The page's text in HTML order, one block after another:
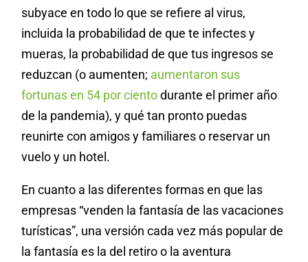
subyace en todo lo que se refiere al virus,
incluida la probabilidad de que te infectes y
mueras, la probabilidad de que tus ingresos se
reduzcan (o aumenten; aumentaron sus
fortunas en 54 por cientodurante el primer año
de la pandemia), y qué tan pronto puedas
reunirte con amigos y familiares o reservar un
vuelo y un hotel.
En cuanto a las diferentes formas en que las
empresas “venden la fantasía de las vacaciones
turísticas”, una versión cada vez más popular de
la fantasía es la del retiro o la aventura